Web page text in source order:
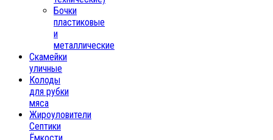
Бочки
пластиковые
и
металлические
Скамейки
уличные
Колоды
для рубки
мяса
Жироуловители
Септики
Ёмкости